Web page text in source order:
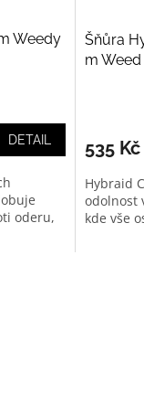
Weedy
DETAIL
oderu,
Šňůra
m Weed
535 Kč
Hybraid
odolnost
kde vše